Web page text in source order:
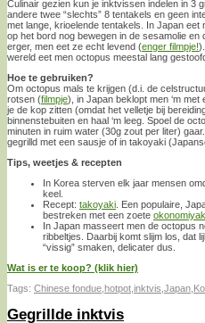
Culinair gezien kun je inktvissen indelen in 3
andere twee “slechts” 8 tentakels en geen
met lange, krioelende tentakels. In Japan
op het bord nog bewegen in de sesamolie
erger, men eet ze echt levend (enger filmpje!
wereld eet men octopus meestal lang
Hoe te gebruiken?
Om octopus mals te krijgen (d.i. de
rotsen (filmpje), in Japan beklopt men ‘m met
je de kop zitten (omdat het velletje bij
binnenstebuiten en haal ‘m leeg. Spoel de
minuten in ruim water (30g zout per liter)
gegrilld met een sausje of in takoyaki
Tips, weetjes & recepten
In Korea sterven elk jaar mensen
keel.
Recept: takoyaki . Een populaire,
bestreken met een zoete
In Japan masseert men de octopus
ribbeltjes. Daarbij komt slijm los, dat
“vissig” smaken, delicater dus.
Wat is er te koop? (klik hier)
Tags: Chinese fondue hotpot inktvis Japan
Gegrillde inktvis